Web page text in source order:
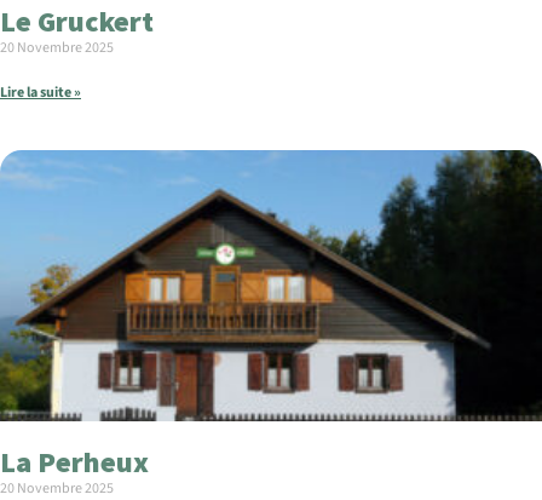
Le Gruckert
20 Novembre 2025
Lire la suite »
La Perheux
20 Novembre 2025